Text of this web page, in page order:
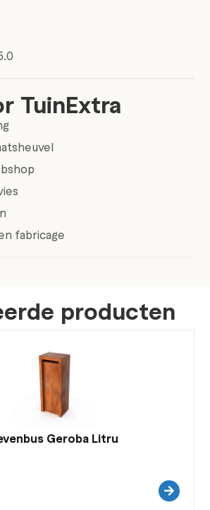
TuinExtra
fabricage
producten
Geroba Litru